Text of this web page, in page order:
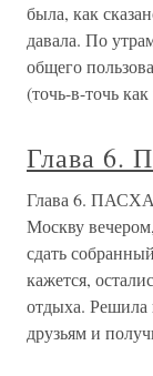
была, как
давала. По
общего
(точь-в-точь
Глава
Глава 6.
Москву
сдать
кажется,
отдыха.
друзьям и